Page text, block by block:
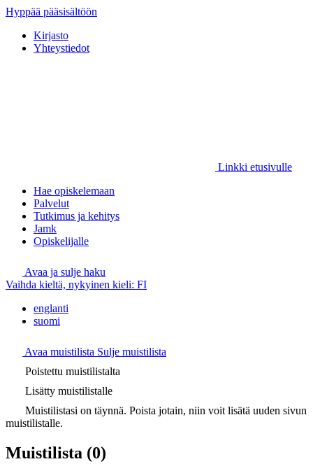
Hyppää pääsisältöön
Kirjasto
Yhteystiedot
Linkki etusivulle
Hae opiskelemaan
Palvelut
Tutkimus ja kehitys
Jamk
Opiskelijalle
Avaa ja sulje haku
Vaihda kieltä, nykyinen kieli: FI
englanti
suomi
Avaa muistilista Sulje muistilista
Poistettu muistilistalta
Lisätty muistilistalle
Muistilistasi on täynnä. Poista jotain, niin voit lisätä uuden sivun
muistilistalle.
Muistilista (0)